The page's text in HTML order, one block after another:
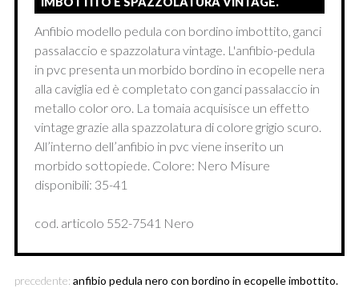
Anfibio modello pedula con bordino imbottito, ganci
passalaccio e spazzolatura vintage. L'anfibio-pedula
in pvc presenta un morbido bordino in ecopelle nera
alla caviglia ed è completato con ganci passalaccio in
metallo color oro. La tomaia acquisisce un effetto
vintage grazie alla spazzolatura di colore grigio scuro.
All’interno dell’anfibio in pvc viene inserito un
morbido sottopiede. Colore: Nero Misure
disponibili: 35-41
cod. articolo 552-7541 Nero
precedente: anfibio pedula nero con bordino in ecopelle imbottito.